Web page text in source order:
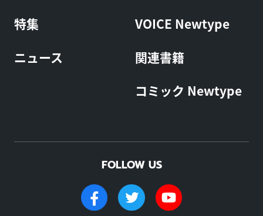
特集
ニュース
VOICE Newtype
関連書籍
コミック Newtype
FOLLOW US